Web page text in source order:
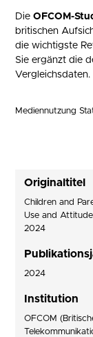
DieOFCOM-
britischen
die wichtigste
Sie ergänzt die
Vergleichsdaten.
Mediennutzung
Originaltitel
Children and
Use and
2024
2024
Institution
OFCOM